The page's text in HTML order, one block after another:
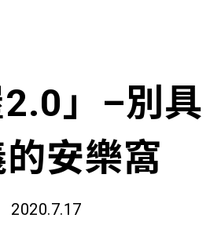
2.0」–別具
安樂窩
2020.7.17